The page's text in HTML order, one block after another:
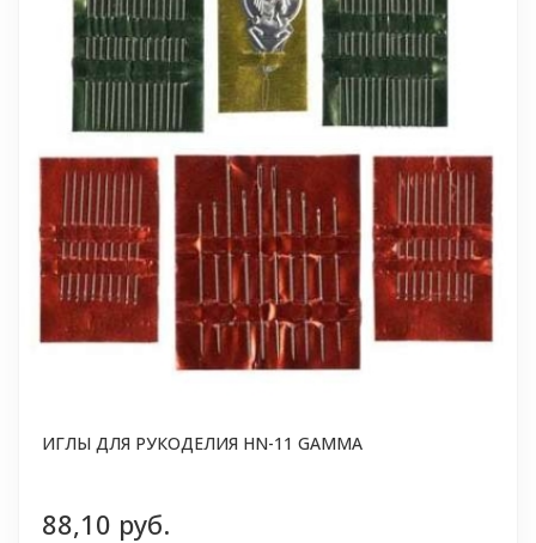
ИГЛЫ ДЛЯ РУКОДЕЛИЯ HN-11 GAMMA
88,10 руб.